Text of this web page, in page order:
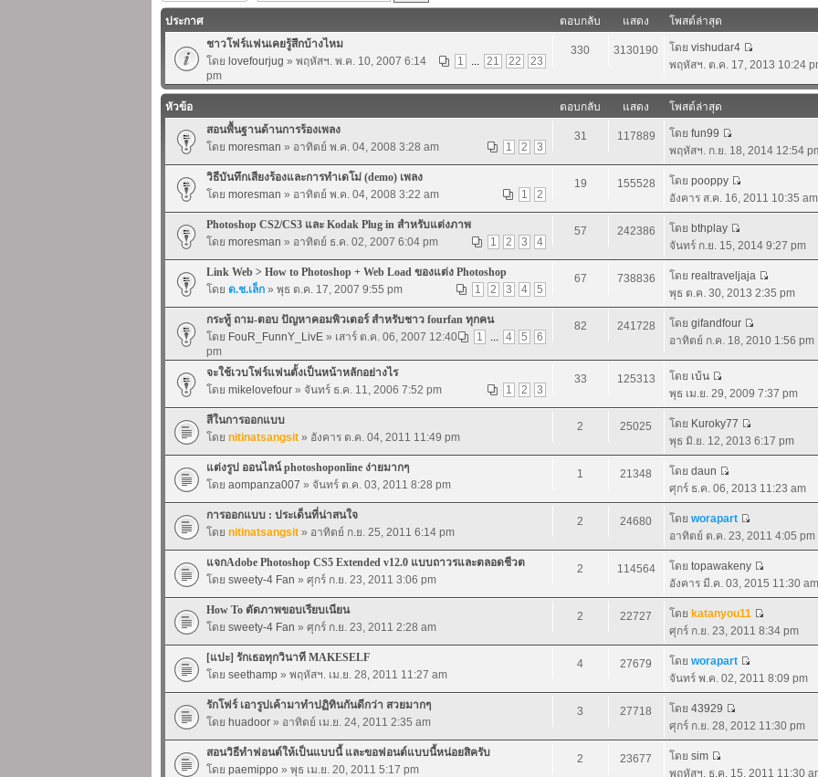
ประกาศ ตอบกลับ แสดง
โพสต์ล่าสุด
ชาวโฟร์แฟนเคยรู้สึกบ้างไหม
1
... 21 22 23
โดย lovefourjug » พฤหัสฯ. พ.ค. 10, 2007 6:14
pm
330 3130190 โดย vishudar4
พฤหัสฯ. ต.ค. 17, 2013 10:24
หัวข้อ ตอบกลับ แสดง
โพสต์ล่าสุด
สอนพื้นฐานด้านการร้องเพลง
1
2 3
โดย moresman » อาทิตย์ พ.ค. 04, 2008 3:28 am
31 117889 โดย fun99
พฤหัสฯ. ก.ย. 18, 2014 12:54
วิธีบันทึกเสียงร้องและการทำเดโม่ (demo) เพลง
1
2
โดย moresman » อาทิตย์ พ.ค. 04, 2008 3:22 am
19 155528 โดย pooppy
อังคาร ส.ค. 16, 2011 10:35 am
Photoshop CS2/CS3 และ Kodak Plug in สำหรับแต่งภาพ
1
2 3 4
โดย moresman » อาทิตย์ ธ.ค. 02, 2007 6:04 pm
57 242386 โดย bthplay
จันทร์ ก.ย. 15, 2014 9:27 pm
Link Web > How to Photoshop + Web Load ของแต่ง Photoshop
1
2 3 4 5
โดย ด.ช.เล็ก » พุธ ต.ค. 17, 2007 9:55 pm
67 738836 โดย realtraveljaja
พุธ ต.ค. 30, 2013 2:35 pm
กระทู้ ถาม-ตอบ ปัญหาคอมพิวเตอร์ สำหรับชาว fourfan ทุกคน
1
... 4 5 6
โดย FouR_FunnY_LivE » เสาร์ ต.ค. 06, 2007 12:40
pm
82 241728 โดย gifandfour
อาทิตย์ ก.ค. 18, 2010 1:56 pm
จะใช้เวบโฟร์แฟนตั้งเป็นหน้าหลักอย่างไร
1
2 3
โดย mikelovefour » จันทร์ ธ.ค. 11, 2006 7:52 pm
33 125313 โดย เบ้น
พุธ เม.ย. 29, 2009 7:37 pm
สีในการออกแบบ
โดย nitinatsangsit » อังคาร ต.ค. 04, 2011 11:49 pm
2 25025 โดย Kuroky77
พุธ มิ.ย. 12, 2013 6:17 pm
แต่งรูป ออนไลน์ photoshoponline ง่ายมากๆ
โดย aompanza007 » จันทร์ ต.ค. 03, 2011 8:28 pm
1 21348 โดย daun
ศุกร์ ธ.ค. 06, 2013 11:23 am
การออกแบบ : ประเด็นที่น่าสนใจ
โดย nitinatsangsit » อาทิตย์ ก.ย. 25, 2011 6:14 pm
2 24680 โดย worapart
อาทิตย์ ต.ค. 23, 2011 4:05 pm
แจกAdobe Photoshop CS5 Extended v12.0 แบบถาวรและตลอดชีวต
โดย sweety-4 Fan » ศุกร์ ก.ย. 23, 2011 3:06 pm
2 114564 โดย topawakeny
อังคาร มี.ค. 03, 2015 11:30 am
How To ตัดภาพขอบเรียบเนียน
โดย sweety-4 Fan » ศุกร์ ก.ย. 23, 2011 2:28 am
2 22727 โดย katanyou11
ศุกร์ ก.ย. 23, 2011 8:34 pm
[แปะ] รักเธอทุกวินาที MAKESELF
โดย seethamp » พฤหัสฯ. เม.ย. 28, 2011 11:27 am
4 27679 โดย worapart
จันทร์ พ.ค. 02, 2011 8:09 pm
รักโฟร์ เอารูปเค้ามาทำปฏิทินกันดีกว่า สวยมากๆ
โดย huadoor » อาทิตย์ เม.ย. 24, 2011 2:35 am
3 27718 โดย 43929
ศุกร์ ก.ย. 28, 2012 11:30 pm
สอนวิธีทำฟอนต์ให้เป็นแบบนี้ และขอฟอนต์แบบนี้หน่อยสิครับ
โดย paemippo » พุธ เม.ย. 20, 2011 5:17 pm
2 23677 โดย sim
พฤหัสฯ. ธ.ค. 15, 2011 11:30